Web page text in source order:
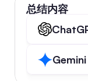
总结内容
Gemini